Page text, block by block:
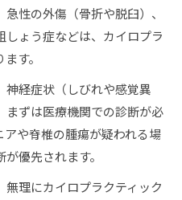
性の外傷（骨折や脱臼）、
ょう症などは、カイロプラ
す。
神経症状（しびれや感覚異
まずは医療機関での診断が必
や脊椎の腫瘍が疑われる場
優先されます。
理にカイロプラクティック